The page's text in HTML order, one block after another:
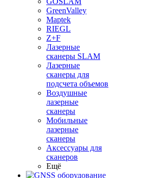
GreenValley
Maptek
RIEGL
Z+F
Лазерные
сканеры SLAM
Лазерные
сканеры для
подсчета объемов
Воздушные
лазерные
сканеры
Мобильные
лазерные
сканеры
Аксессуары для
сканеров
Ещё